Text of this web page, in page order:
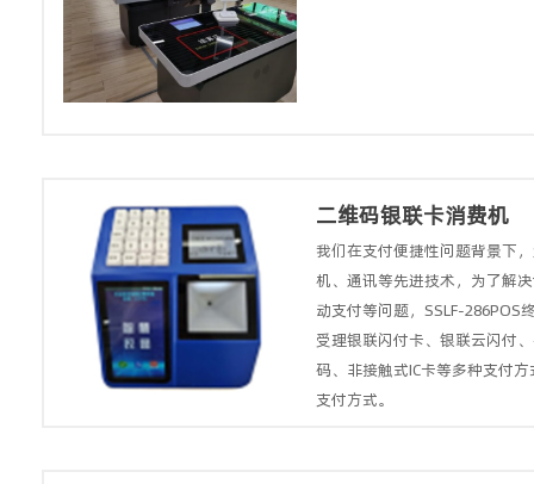
二维码银联卡消费机
我们在支付便捷性问题背景下
机、通讯等先进技术，为了解
动支付等问题，SSLF-286POS
受理银联闪付卡、银联云闪付
码、非接触式IC卡等多种支付
支付方式。